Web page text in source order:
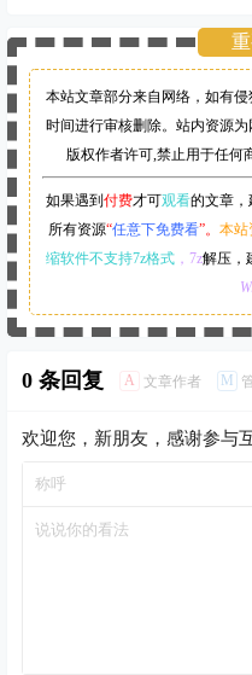
本站文章部分来自网络，如有侵
时间进行审核删除。站内资源
版权作者许可,禁止用于任何
如果遇到 付费才可观看的文章，
所有资源“任意下免费看”。 本站
缩软件不支持7z格式，7z解压，
0 条回复 A 文章作者 M
欢迎您，新朋友，感谢参与